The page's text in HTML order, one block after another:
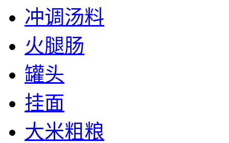
冲调汤料
火腿肠
罐头
挂面
大米粗粮